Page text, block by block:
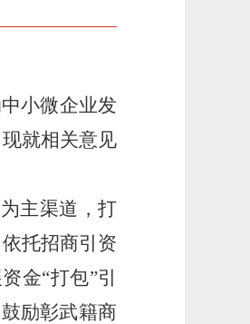
小微企业发
就相关意见
主渠道，打
托招商引资
金“打包”引
励彰武籍商